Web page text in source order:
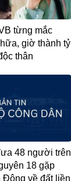
từng mắc
giờ thành tỷ
thân
48 người trên
18 gặp
Đông về đất liền